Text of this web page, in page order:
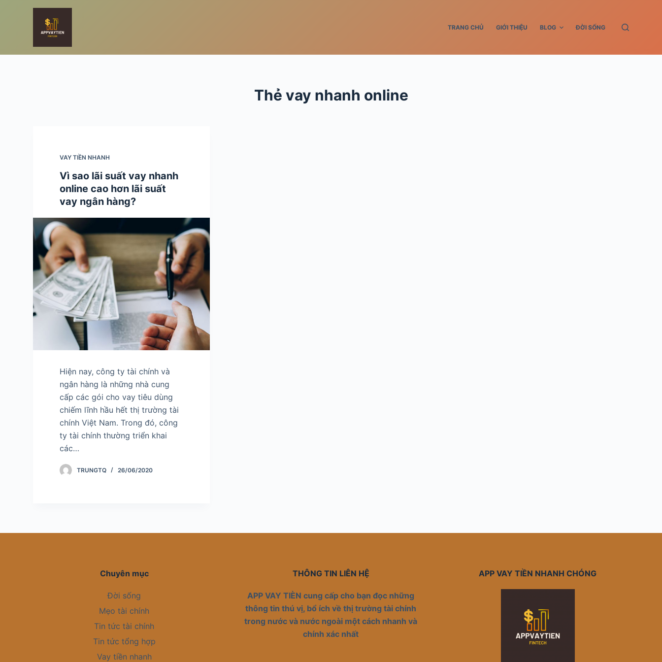
TRANG CHỦ GIỚI THIỆU BLOG ĐỜI SỐNG
Thẻ vay nhanh online
VAY TIỀN NHANH
Vì sao lãi suất vay nhanh
online cao hơn lãi suất
vay ngân hàng?
Hiện nay, công ty tài chính và
ngân hàng là những nhà cung
cấp các gói cho vay tiêu dùng
chiếm lĩnh hầu hết thị trường tài
chính Việt Nam. Trong đó, công
ty tài chính thường triển khai
các…
TRUNGTQ 26/06/2020
Chuyên mục
Đời sống
Mẹo tài chính
Tin tức tài chính
Tin tức tổng hợp
Vay tiền nhanh
THÔNG TIN LIÊN HỆ
APP VAY TIÈN cung cấp cho bạn đọc những
thông tin thú vị, bổ ích về thị trường tài chính
trong nước và nước ngoài một cách nhanh và
chính xác nhất
APP VAY TIỀN NHANH CHÓNG